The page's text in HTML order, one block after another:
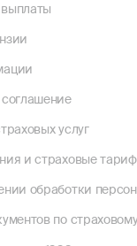
услуг
и страховые
обработки
по